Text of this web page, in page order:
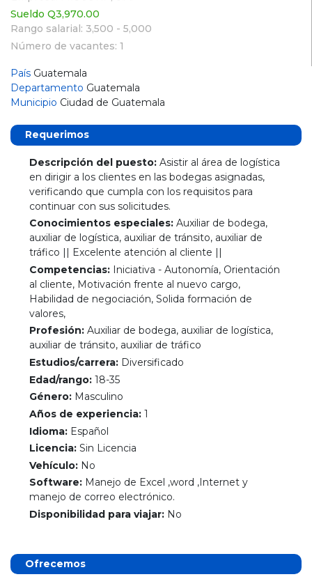
Sueldo Q3,970.00
Rango salarial: 3,500 - 5,000
Número de vacantes: 1
País Guatemala
Departamento Guatemala
Municipio Ciudad de Guatemala
Requerimos
Descripción del puesto: Asistir al área de logística
en dirigir a los clientes en las bodegas asignadas,
verificando que cumpla con los requisitos para
continuar con sus solicitudes.
Conocimientos especiales: Auxiliar de bodega,
auxiliar de logística, auxiliar de tránsito, auxiliar de
tráfico || Excelente atención al cliente ||
Competencias: Iniciativa - Autonomía, Orientación
al cliente, Motivación frente al nuevo cargo,
Habilidad de negociación, Solida formación de
valores,
Profesión: Auxiliar de bodega, auxiliar de logística,
auxiliar de tránsito, auxiliar de tráfico
Estudios/carrera: Diversificado
Edad/rango: 18-35
Género: Masculino
Años de experiencia: 1
Idioma: Español
Licencia: Sin Licencia
Vehículo: No
Software: Manejo de Excel ,word ,Internet y
manejo de correo electrónico.
Disponibilidad para viajar: No
Ofrecemos